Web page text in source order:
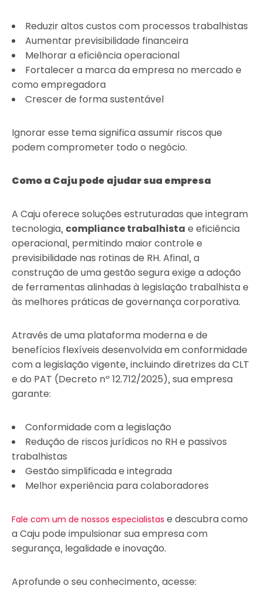
Reduzir altos custos com processos trabalhistas
Aumentar previsibilidade financeira
Melhorar a eficiência operacional
Fortalecer a marca da empresa no mercado e
como empregadora
Crescer de forma sustentável
Ignorar esse tema significa assumir riscos que
podem comprometer todo o negócio.
Como a Caju pode ajudar sua empresa
A Caju oferece soluções estruturadas que integram
tecnologia, compliance trabalhista e eficiência
operacional, permitindo maior controle e
previsibilidade nas rotinas de RH. Afinal, a
construção de uma gestão segura exige a adoção
de ferramentas alinhadas à legislação trabalhista e
às melhores práticas de governança corporativa.
Através de uma plataforma moderna e de
benefícios flexíveis desenvolvida em conformidade
com a legislação vigente, incluindo diretrizes da CLT
e do PAT (Decreto nº 12.712/2025), sua empresa
garante:
Conformidade com a legislação
Redução de riscos jurídicos no RH e passivos
trabalhistas
Gestão simplificada e integrada
Melhor experiência para colaboradores
Fale com um de nossos especialistas e descubra como
a Caju pode impulsionar sua empresa com
segurança, legalidade e inovação.
Aprofunde o seu conhecimento, acesse: